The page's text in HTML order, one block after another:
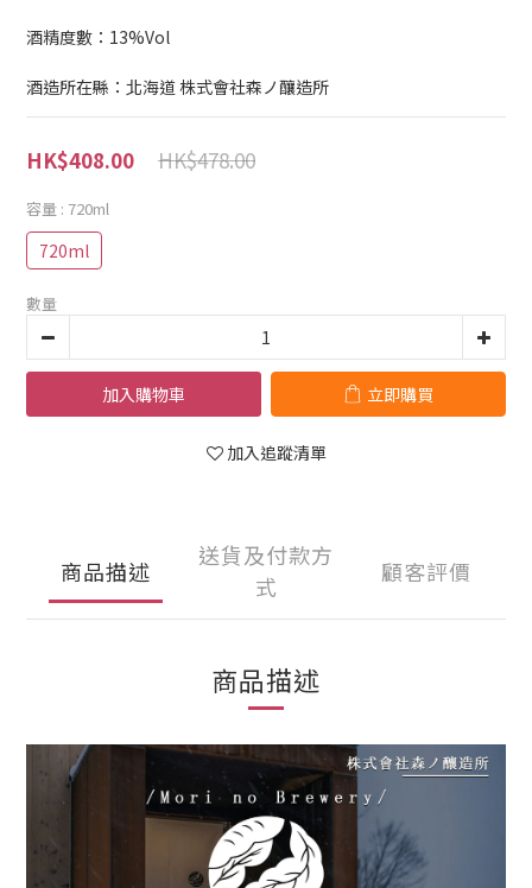
酒精度數：13%Vol
酒造所在縣：北海道 株式會社森ノ釀造所
HK$478.00
HK$408.00
容量 : 720ml
720ml
數量
加入購物車 立即購買
加入追蹤清單
商品描述
送貨及付款方
式
顧客評價
商品描述